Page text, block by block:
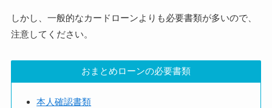
しかし、一般的なカードローンよりも必要書類が多いので、
注意してください。
おまとめローンの必要書類
本人確認書類